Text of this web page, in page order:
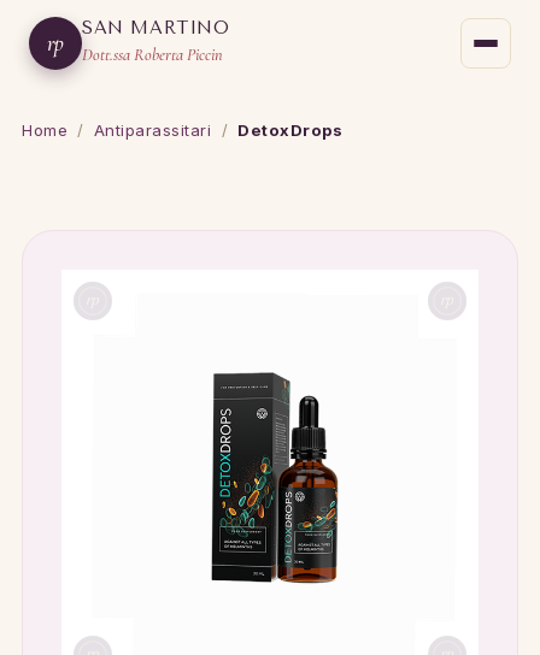
rp
SAN MARTINO
Dott.ssa Roberta Piccin
Home / Antiparassitari / DetoxDrops